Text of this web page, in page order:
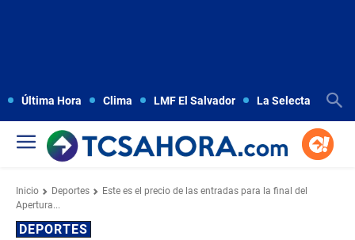
Última Hora Clima LMF El Salvador La Selecta
Inicio Deportes
Este es el precio de las entradas para la final del
Apertura...
DEPORTES